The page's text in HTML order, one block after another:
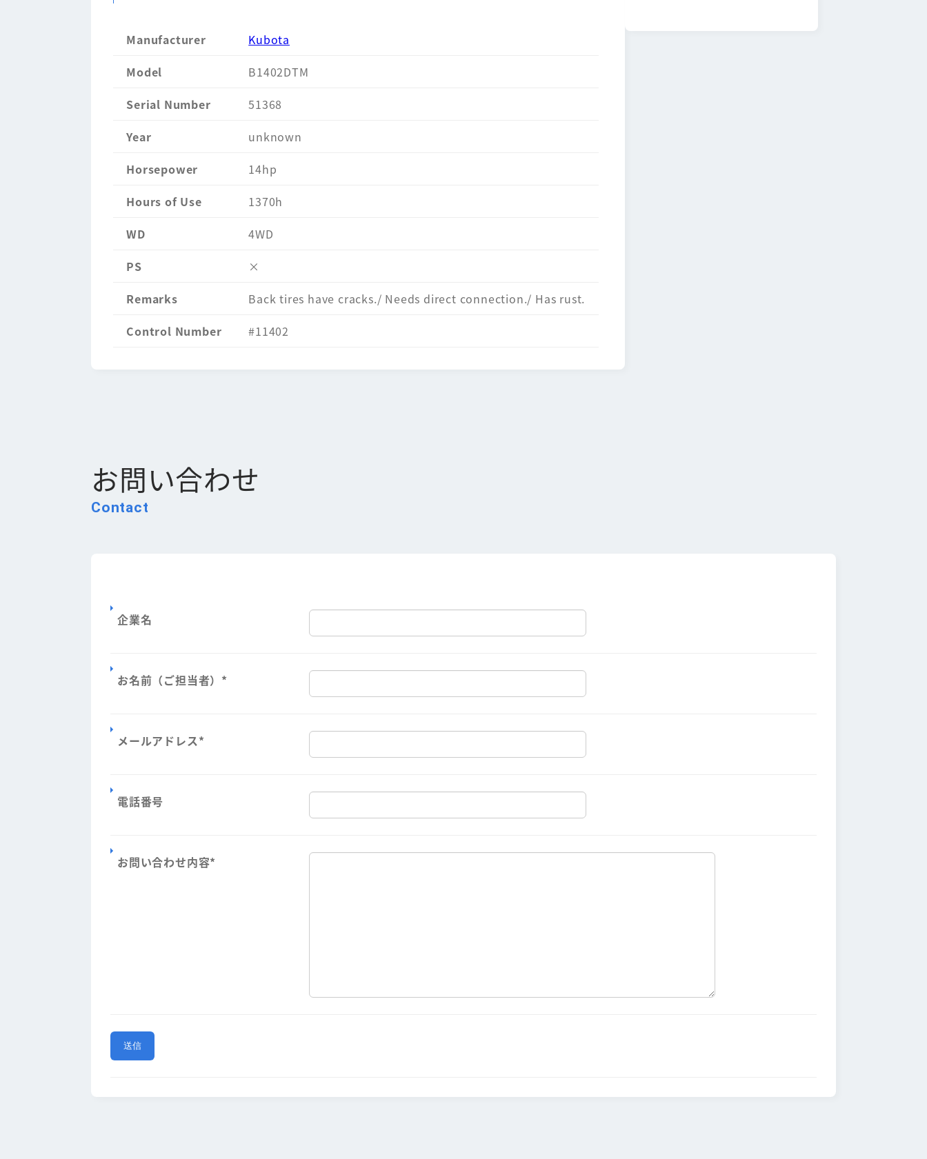
Manufacturer
Kubota
Model
B1402DTM
Serial Number
51368
Year
unknown
Horsepower
14hp
Hours of Use
1370h
WD
4WD
PS
×
Remarks
Back tires have cracks./ Needs direct connection./ Has rust.
Control Number
#11402
Contact
お問い合わせ
企業名
お名前（ご担当者） *
メールアドレス*
電話番号
お問い合わせ内容*